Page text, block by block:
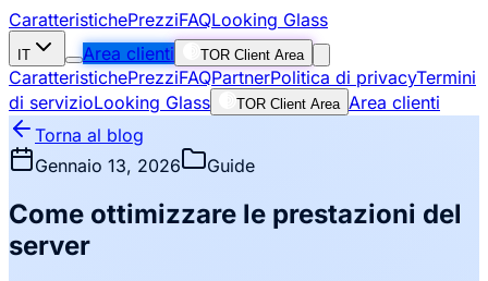
CaratteristichePrezziFAQLooking Glass
IT Area clienti TOR Client Area
CaratteristichePrezziFAQPartnerPolitica di privacyTermini
di servizioLooking Glass TOR Client Area Area clienti
Torna al blog
Gennaio 13, 2026
Guide
Come ottimizzare le prestazioni del
server